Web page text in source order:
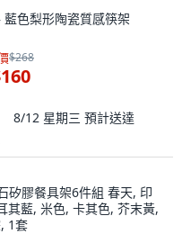
藍色梨形陶瓷質感筷架
$268
8/12 星期三 預計送達
矽膠餐具架6件組 春天, 印
其藍, 米色, 卡其色, 芥末黃,
1套